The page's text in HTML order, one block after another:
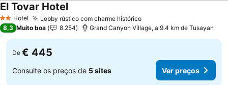
2 Estrelas
Hotel Lobby rústico com charme históricoVer preços
El Tovar HotelVer preços
8,3 Muito boa 8.254 Grand Canyon Village, a 9.4 km de Tusayan
De € 445
Consulte os preços de 5 sites Ver preços